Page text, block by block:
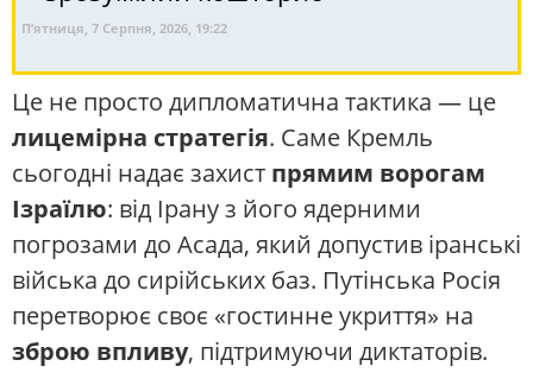
П’ятниця, 7 Серпня, 2026, 19:22
Це не просто дипломатична тактика — це
лицемірна стратегія. Саме Кремль
сьогодні надає захист прямим ворогам
Ізраїлю: від Ірану з його ядерними
погрозами до Асада, який допустив іранські
війська до сирійських баз. Путінська Росія
перетворює своє «гостинне укриття» на
зброю впливу, підтримуючи диктаторів.